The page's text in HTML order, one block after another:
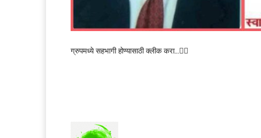
ग्रुपमध्ये सहभागी होण्यासाठी क्लीक करा…👆🏻